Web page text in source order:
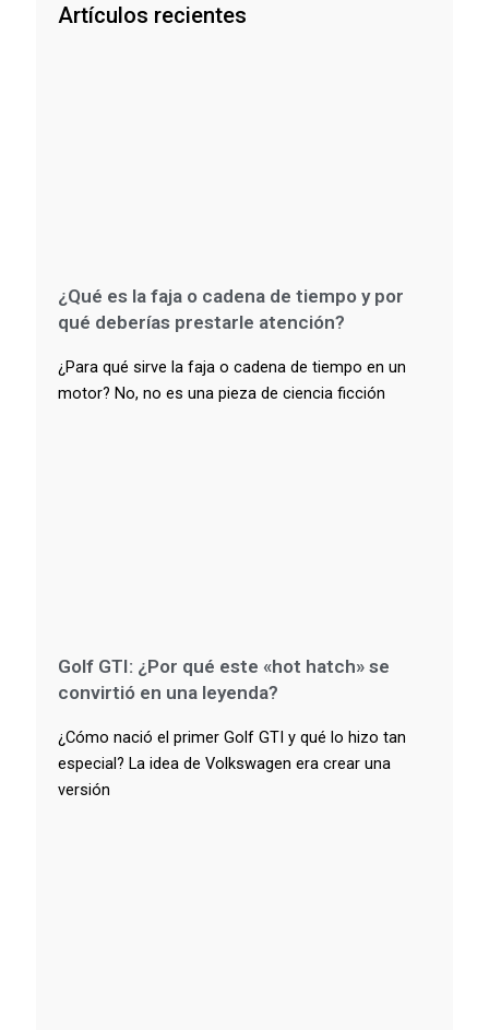
Artículos recientes
¿Qué es la faja o cadena de tiempo y por
qué deberías prestarle atención?
¿Para qué sirve la faja o cadena de tiempo en un
motor? No, no es una pieza de ciencia ficción
Golf GTI: ¿Por qué este «hot hatch» se
convirtió en una leyenda?
¿Cómo nació el primer Golf GTI y qué lo hizo tan
especial? La idea de Volkswagen era crear una
versión